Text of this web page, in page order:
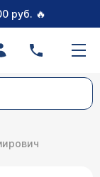
руб. 🔥